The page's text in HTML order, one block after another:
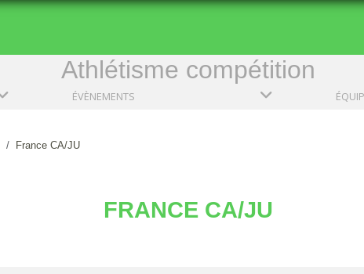
Athlétisme compétition
ÉVÈNEMENTS
France CA/JU
FRANCE CA/JU